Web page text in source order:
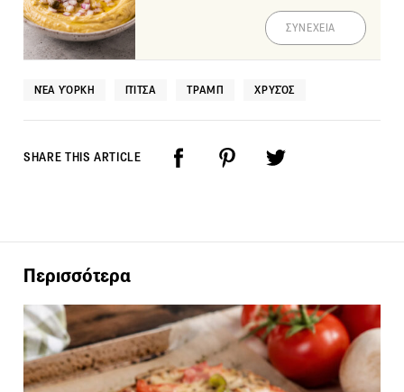
ΣΥΝΕΧΕΙΑ
ΝΈΑ ΥΌΡΚΗ ΠΊΤΣΑ ΤΡΑΜΠ ΧΡΥΣΌΣ
SHARE THIS ARTICLE
Περισσότερα